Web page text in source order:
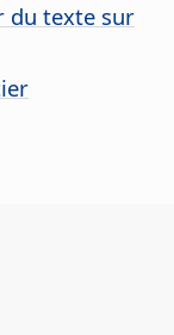
du texte sur